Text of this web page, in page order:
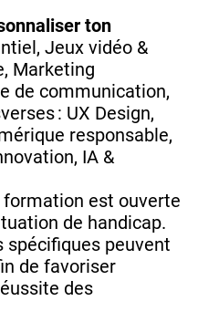
ton
Jeux vidéo &
Marketing
de communication,
: UX Design,
responsable,
IA &
formation est ouverte
de handicap.
spécifiques peuvent
de favoriser
des